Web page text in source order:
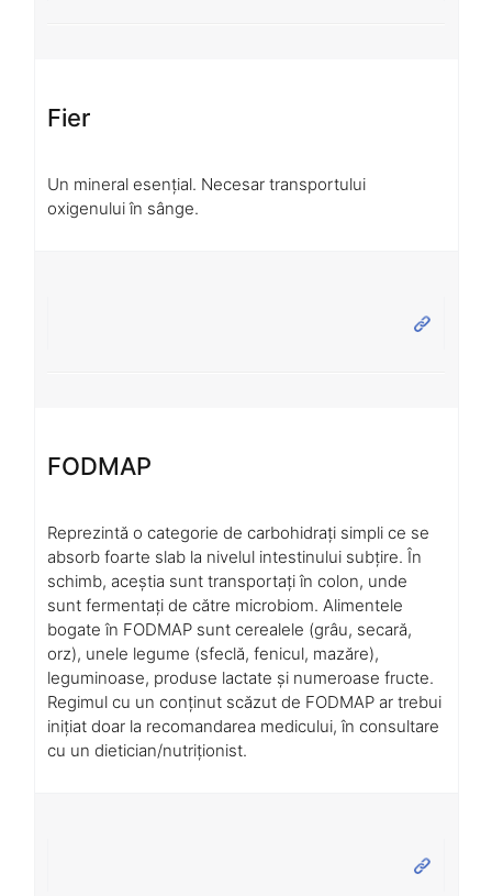
Fier
Un mineral esențial. Necesar transportului
oxigenului în sânge.
FODMAP
Reprezintă o categorie de carbohidrați simpli ce se
absorb foarte slab la nivelul intestinului subțire. În
schimb, aceștia sunt transportați în colon, unde
sunt fermentați de către microbiom. Alimentele
bogate în FODMAP sunt cerealele (grâu, secară,
orz), unele legume (sfeclă, fenicul, mazăre),
leguminoase, produse lactate și numeroase fructe.
Regimul cu un conținut scăzut de FODMAP ar trebui
inițiat doar la recomandarea medicului, în consultare
cu un dietician/nutriționist.